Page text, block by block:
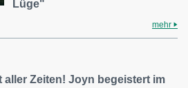
Lüge"
mehr
aller Zeiten! Joyn begeistert im